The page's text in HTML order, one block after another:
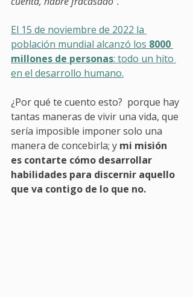
El 15 de noviembre de 2022 la
población mundial alcanzó los 8000
millones de personas: todo un hito
en el desarrollo humano.
¿Por qué te cuento esto?  porque hay
tantas maneras de vivir una vida, que
sería imposible imponer solo una
manera de concebirla; y mi misión
es contarte cómo desarrollar
habilidades para discernir aquello
que va contigo de lo que no.